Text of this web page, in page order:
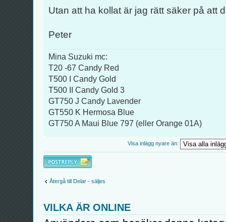
Utan att ha kollat är jag rätt säker på att
Peter
Mina Suzuki mc:
T20 -67 Candy Red
T500 I Candy Gold
T500 II Candy Gold 3
GT750 J Candy Lavender
GT550 K Hermosa Blue
GT750 A Maui Blue 797 (eller Orange 01A)
Visa inlägg nyare än:
Besvara
Återgå till Delar - säljes
VILKA ÄR ONLINE